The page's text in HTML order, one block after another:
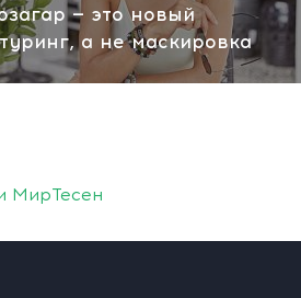
— это новый
а не маскировка
МирТесен